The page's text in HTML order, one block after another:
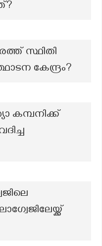
സ്ഥിതി
കേന്ദ്രം?
കമ്പനിക്ക്